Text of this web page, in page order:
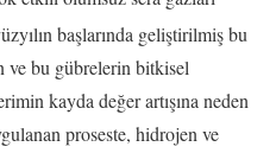
başlarında geliştirilmiş bu
ve bu gübrelerin bitkisel
kayda değer artışına neden
proseste, hidrojen ve